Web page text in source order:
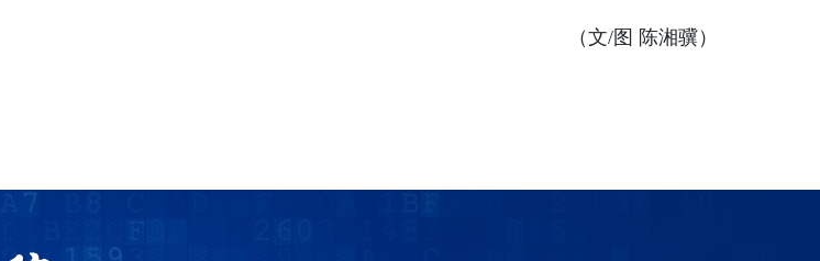
（文/图 陈湘骥）